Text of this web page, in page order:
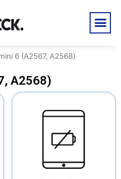
6 (A2567, A2568)
A2568)